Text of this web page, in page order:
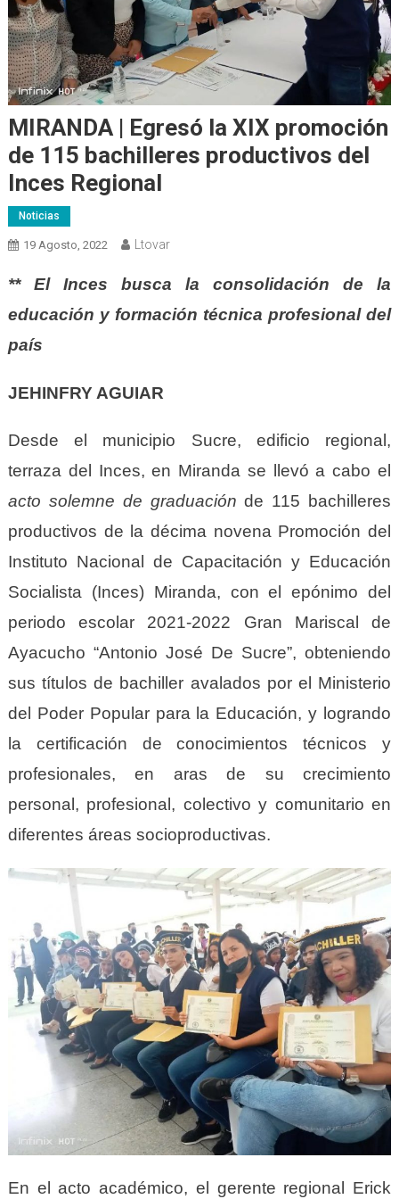
MIRANDA | Egresó la XIX promoción
de 115 bachilleres productivos del
Inces Regional
Noticias
19 Agosto, 2022 Ltovar
** El Inces busca la consolidación de la
educación y formación técnica profesional del
país
JEHINFRY AGUIAR
Desde el municipio Sucre, edificio regional,
terraza del Inces, en Miranda se llevó a cabo el
acto solemne de graduación de 115 bachilleres
productivos de la décima novena Promoción del
Instituto Nacional de Capacitación y Educación
Socialista (Inces) Miranda, con elepónimo del
periodo escolar 2021-2022 Gran Mariscal de
Ayacucho “Antonio José De Sucre”,obteniendo
sus títulos de bachiller avalados por el Ministerio
del Poder Popular para la Educación, y logrando
la certificación de conocimientos técnicos y
profesionales,en aras de su crecimiento
personal, profesional, colectivo y comunitario en
diferentes áreas socioproductivas.
En el acto académico, el gerente regional Erick